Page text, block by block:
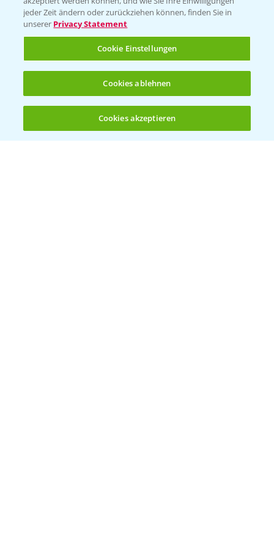
(noch 4)
Ackerbau
Saatgut
Sonderkulturen
Verantwortung & Sorgfalt
PAMIRA - Packmittelrücknahme
Sammelstellen und Termine
jeder Zeit ändern oder zurückziehen können, finden Sie in
unserer Privacy Statement
Cookie Einstellungen
Cookies ablehnen
Cookies akzeptieren